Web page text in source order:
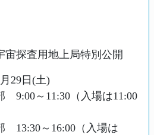
宙探査用地上局特別公開
29日(土)
9:00～11:30（入場は11:00
13:30～16:00（入場は